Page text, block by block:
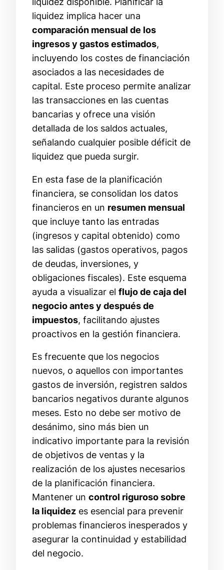
liquidez implica hacer una
comparación mensual de los
ingresos y gastos estimados,
incluyendo los costes de financiación
asociados a las necesidades de
capital. Este proceso permite analizar
las transacciones en las cuentas
bancarias y ofrece una visión
detallada de los saldos actuales,
señalando cualquier posible déficit de
liquidez que pueda surgir.
En esta fase de la planificación
financiera, se consolidan los datos
financieros en un resumen mensual
que incluye tanto las entradas
(ingresos y capital obtenido) como
las salidas (gastos operativos, pagos
de deudas, inversiones, y
obligaciones fiscales). Este esquema
ayuda a visualizar el flujo de caja del
negocio antes y después de
impuestos, facilitando ajustes
proactivos en la gestión financiera.
Es frecuente que los negocios
nuevos, o aquellos con importantes
gastos de inversión, registren saldos
bancarios negativos durante algunos
meses. Esto no debe ser motivo de
desánimo, sino más bien un
indicativo importante para la revisión
de objetivos de ventas y la
realización de los ajustes necesarios
de la planificación financiera.
Mantener un control riguroso sobre
la liquidez es esencial para prevenir
problemas financieros inesperados y
asegurar la continuidad y estabilidad
del negocio.